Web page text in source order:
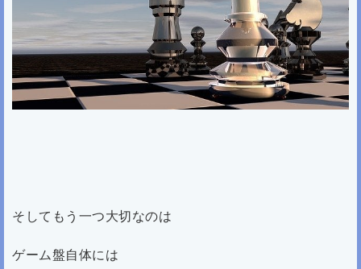
そしてもう一つ大切なのは
ゲーム盤自体には